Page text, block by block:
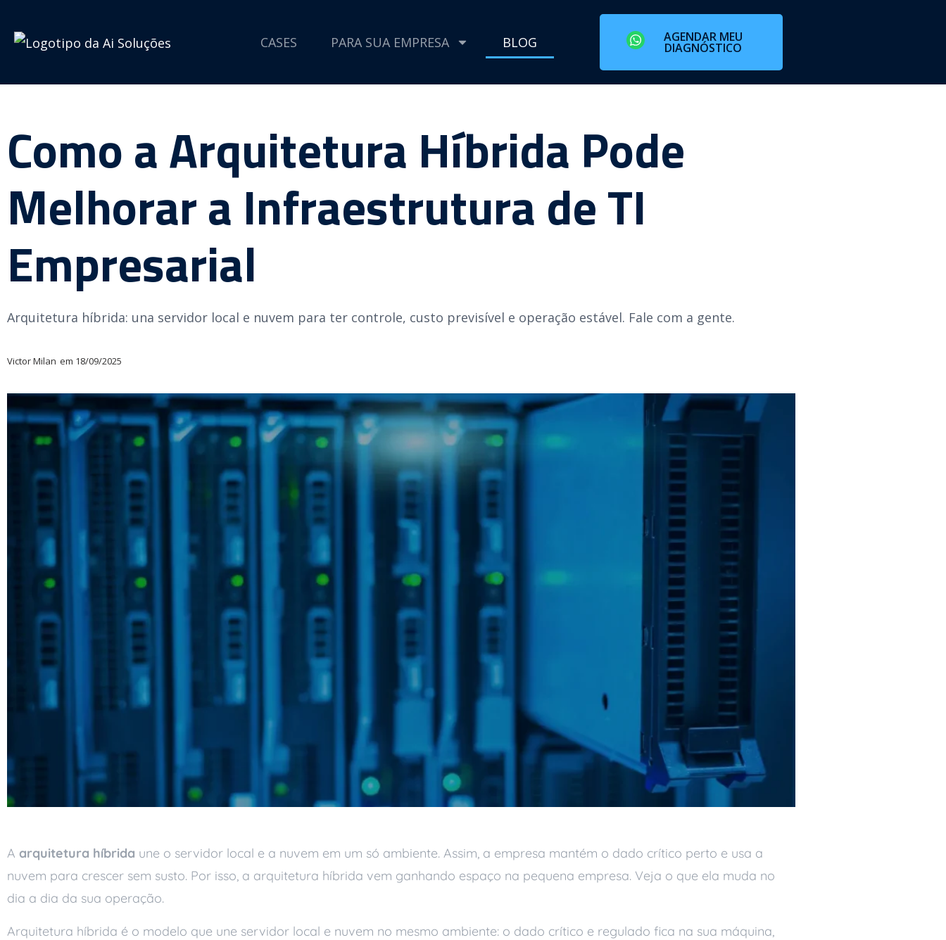
CASES PARA SUA EMPRESA BLOG AGENDAR MEU
DIAGNÓSTICO
Como a Arquitetura Híbrida Pode
Melhorar a Infraestrutura de TI
Empresarial
Arquitetura híbrida: una servidor local e nuvem para ter controle, custo previsível e operação estável. Fale com a gente.
Victor Milan em 18/09/2025
A arquitetura híbrida une o servidor local e a nuvem em um só ambiente. Assim, a empresa mantém o dado crítico perto e usa a
nuvem para crescer sem susto. Por isso, a arquitetura híbrida vem ganhando espaço na pequena empresa. Veja o que ela muda no
dia a dia da sua operação.
Arquitetura híbrida é o modelo que une servidor local e nuvem no mesmo ambiente: o dado crítico e regulado fica na sua máquina,